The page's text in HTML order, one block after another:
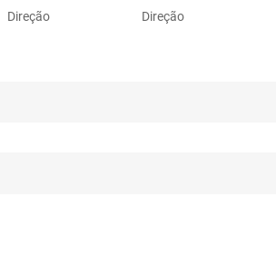
Direção
Direção